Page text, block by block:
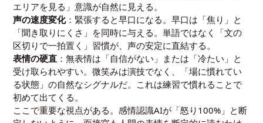
エリアを見る」意識が自然に見える。
声の速度変化：緊張すると早口になる。早口は「焦り」と
「聞き取りにくさ」を同時に与える。単語ではなく「文の
区切りで一拍置く」習慣が、声の安定に直結する。
表情の硬直 ：無表情は「自信がない」または「冷たい」と
受け取られやすい。微笑みは演技でなく、「場に慣れてい
る状態」の自然なシグナルだ。これは練習で慣れることで
初めて出てくる。
ここで重要な視点がある。感情認識AIが「怒り100%」と断